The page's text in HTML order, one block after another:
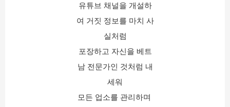
유튜브 채널을 개설하
여 거짓 정보를 마치 사
실처럼
포장하고 자신을 베트
남 전문가인 것처럼 내
세워
모든 업소를 관리하며